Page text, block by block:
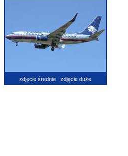
zdjęcie średnie zdjęcie duże